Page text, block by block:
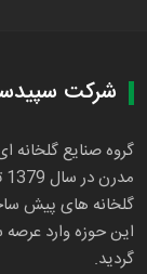
شرکت
گروه صنایع
گلخانه های پیش
این حوزه وارد
گردید.